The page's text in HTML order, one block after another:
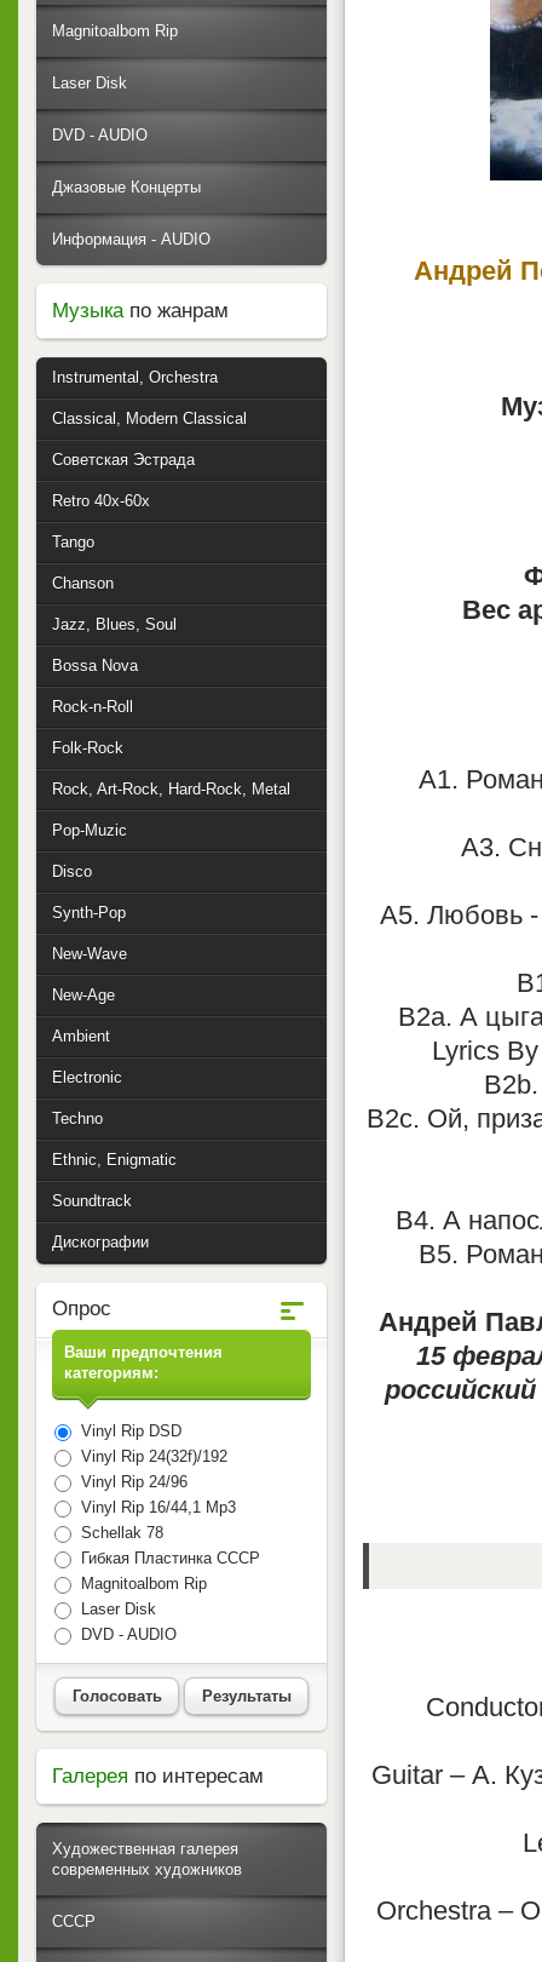
Андрей
Вес
A1.
A3.
A5. Любовь
B2a. А
Lyrics
B2c. Ой,
B4. А
B5.
Андрей
15
Guitar – А.
Orchestra –
Magnitoalbom Rip
Laser Disk
DVD - AUDIO
Джазовые Концерты
Информация - AUDIO
Музыкапо жанрам
Instrumental, Orchestra
Classical, Modern Classical
Советская Эстрада
Retro 40x-60x
Tango
Chanson
Jazz, Blues, Soul
Bossa Nova
Rock-n-Roll
Folk-Rock
Rock, Art-Rock, Hard-Rock, Metal
Pop-Muzic
Disco
Synth-Pop
New-Wave
New-Age
Ambient
Electronic
Techno
Ethnic, Enigmatic
Soundtrack
Дискографии
Опрос
Ваши предпочтения
категориям:
Vinyl Rip DSD
Vinyl Rip 24(32f)/192
Vinyl Rip 24/96
Vinyl Rip 16/44,1 Mp3
Schellak 78
Гибкая Пластинка СССР
Magnitoalbom Rip
Laser Disk
DVD - AUDIO
Голосовать Результаты
Галерея по интересам
Художественная галерея
современных художников
СССР